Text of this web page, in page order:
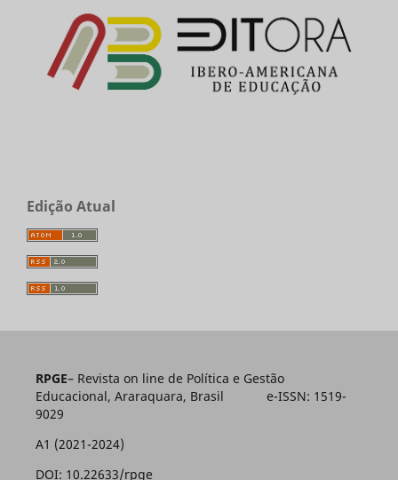
Edição Atual
RPGE– Revista on line de Política e Gestão
Educacional, Araraquara, Brasil e-ISSN: 1519-
9029
A1 (2021-2024)
DOI: 10.22633/rpge